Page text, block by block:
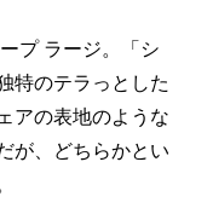
プ ラージ。「シ
特のテラっとした
アの表地のような
が、どちらかとい